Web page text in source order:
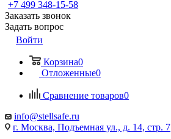
+7 499 348-15-58
Заказать звонок
Задать вопрос
Войти
Корзина0
Отложенные0
Сравнение товаров0
info@stellsafe.ru
г. Москва, Подъемная ул., д. 14, стр. 7